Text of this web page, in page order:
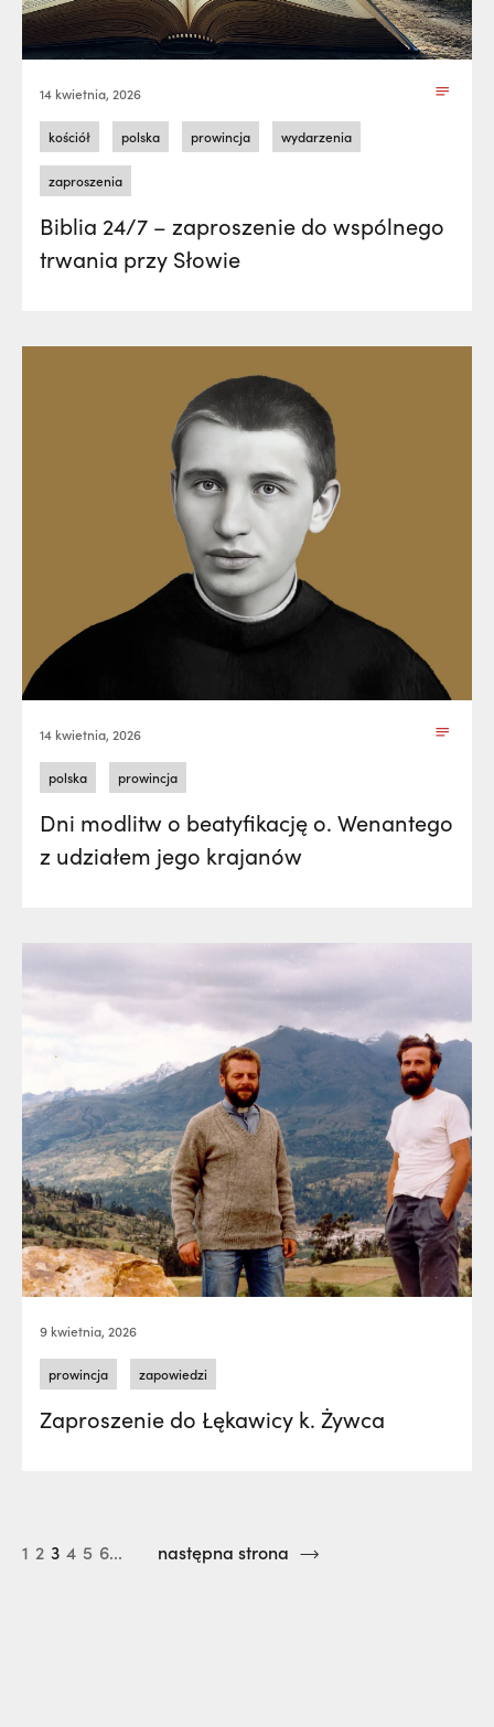
14 kwietnia, 2026
kościół polska prowincja wydarzenia
zaproszenia
Biblia 24/7 – zaproszenie do wspólnego
trwania przy Słowie
14 kwietnia, 2026
polska prowincja
Dni modlitw o beatyfikację o. Wenantego
z udziałem jego krajanów
9 kwietnia, 2026
prowincja zapowiedzi
Zaproszenie do Łękawicy k. Żywca
1 2 3 4 5 6... następna strona